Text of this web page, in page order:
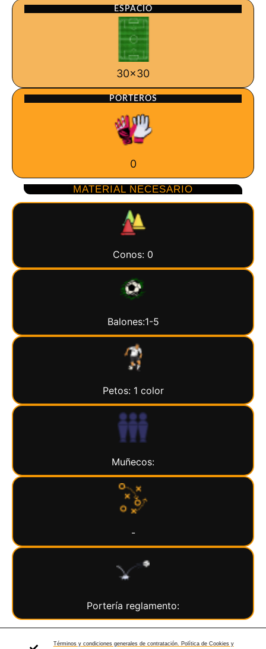
ESPACIO
30x30
PORTEROS
0
MATERIAL NECESARIO
Conos: 0
Balones:1-5
Petos: 1 color
Muñecos:
-
Portería reglamento:
Términos y condiciones generales de contratación. Política de Cookies y